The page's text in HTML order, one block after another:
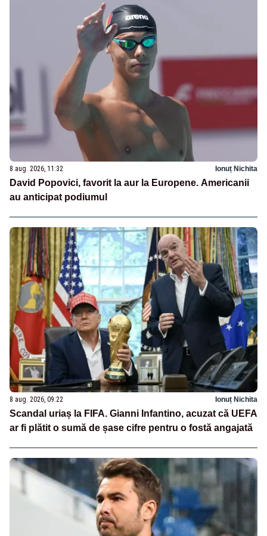
8 aug. 2026, 11:32 Ionuț Nichita
David Popovici, favorit la aur la Europene. Americanii
au anticipat podiumul
8 aug. 2026, 09:22 Ionuț Nichita
Scandal uriaș la FIFA. Gianni Infantino, acuzat că UEFA
ar fi plătit o sumă de șase cifre pentru o fostă angajată